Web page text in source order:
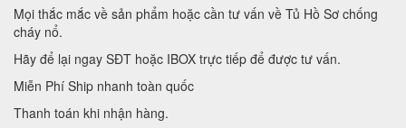
Mọi thắc mắc về sản phẩm hoặc cần tư vấn về Tủ Hồ Sơ chống
cháy nổ.
Hãy để lại ngay SĐT hoặc IBOX trực tiếp để được tư vấn.
Miễn Phí Ship nhanh toàn quốc
Thanh toán khi nhận hàng.